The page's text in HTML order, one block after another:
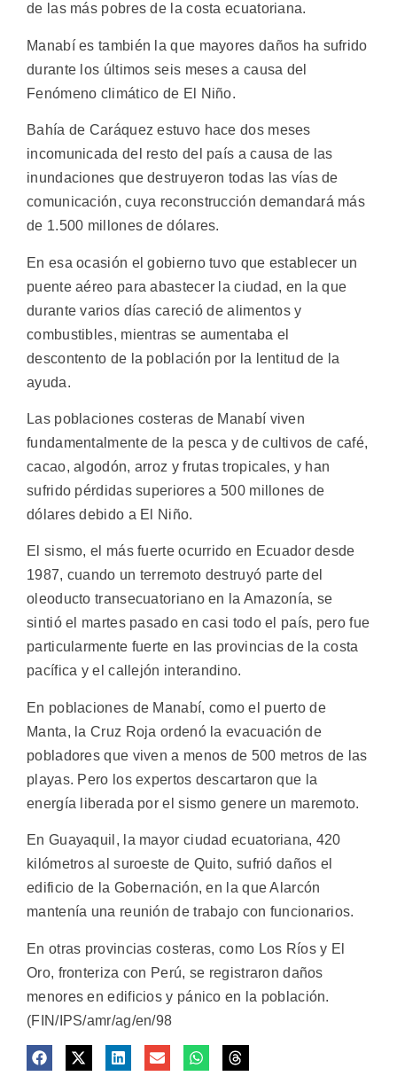
de las más pobres de la costa ecuatoriana.
Manabí es también la que mayores daños ha sufrido
durante los últimos seis meses a causa del
Fenómeno climático de El Niño.
Bahía de Caráquez estuvo hace dos meses
incomunicada del resto del país a causa de las
inundaciones que destruyeron todas las vías de
comunicación, cuya reconstrucción demandará más
de 1.500 millones de dólares.
En esa ocasión el gobierno tuvo que establecer un
puente aéreo para abastecer la ciudad, en la que
durante varios días careció de alimentos y
combustibles, mientras se aumentaba el
descontento de la población por la lentitud de la
ayuda.
Las poblaciones costeras de Manabí viven
fundamentalmente de la pesca y de cultivos de café,
cacao, algodón, arroz y frutas tropicales, y han
sufrido pérdidas superiores a 500 millones de
dólares debido a El Niño.
El sismo, el más fuerte ocurrido en Ecuador desde
1987, cuando un terremoto destruyó parte del
oleoducto transecuatoriano en la Amazonía, se
sintió el martes pasado en casi todo el país, pero fue
particularmente fuerte en las provincias de la costa
pacífica y el callejón interandino.
En poblaciones de Manabí, como el puerto de
Manta, la Cruz Roja ordenó la evacuación de
pobladores que viven a menos de 500 metros de las
playas. Pero los expertos descartaron que la
energía liberada por el sismo genere un maremoto.
En Guayaquil, la mayor ciudad ecuatoriana, 420
kilómetros al suroeste de Quito, sufrió daños el
edificio de la Gobernación, en la que Alarcón
mantenía una reunión de trabajo con funcionarios.
En otras provincias costeras, como Los Ríos y El
Oro, fronteriza con Perú, se registraron daños
menores en edificios y pánico en la población.
(FIN/IPS/amr/ag/en/98